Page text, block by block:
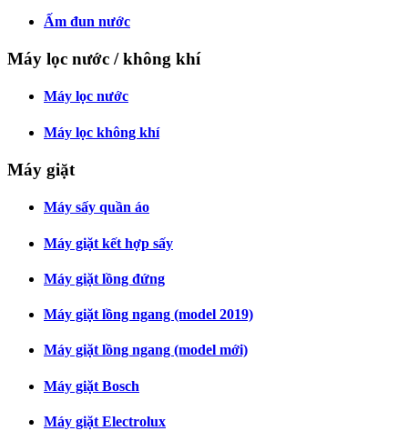
Ấm đun nước
Máy lọc nước / không khí
Máy lọc nước
Máy lọc không khí
Máy giặt
Máy sấy quần áo
Máy giặt kết hợp sấy
Máy giặt lồng đứng
Máy giặt lồng ngang (model 2019)
Máy giặt lồng ngang (model mới)
Máy giặt Bosch
Máy giặt Electrolux